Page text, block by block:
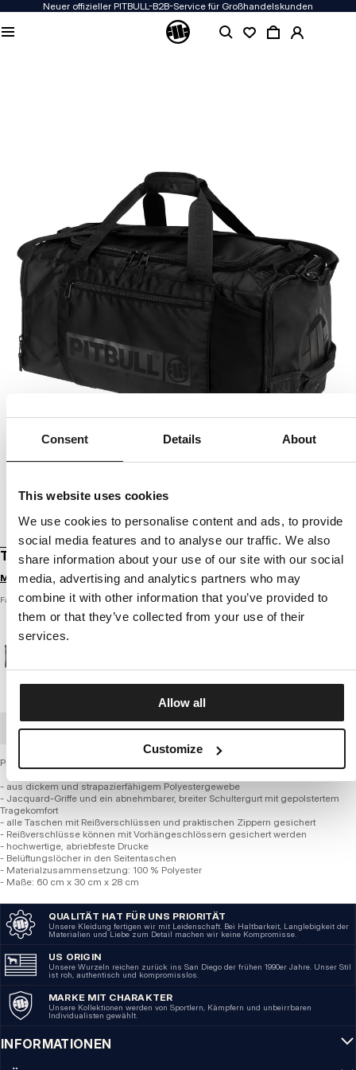
Consent Details About
This website uses cookies
We use cookies to personalise content and ads, to provide
social media features and to analyse our traffic. We also
share information about your use of our site with our social
media, advertising and analytics partners who may
combine it with other information that you’ve provided to
them or that they’ve collected from your use of their
services.
Allow all
Customize
Neuer offizieller PITBULL-B2B-Service für Großhandelskunden
TRAININGSSACK FIGHT HILLTOP II
Melde dich an, um Preise zu sehen
Farbe: schwarz / schwarz
GROSSHANDELSBESTELLUNG
Pitbull West Coast Sporttasche – FIGHT HILLTOP II
- aus dickem und strapazierfähigem Polyestergewebe
- Jacquard-Griffe und ein abnehmbarer, breiter Schultergurt mit gepolstertem
Tragekomfort
- alle Taschen mit Reißverschlüssen und praktischen Zippern gesichert
- Reißverschlüsse können mit Vorhängeschlössern gesichert werden
- hochwertige, abriebfeste Drucke
- Belüftungslöcher in den Seitentaschen
- Materialzusammensetzung: 100 % Polyester
- Maße: 60 cm x 30 cm x 28 cm
QUALITÄT HAT FÜR UNS PRIORITÄT
Unsere Kleidung fertigen wir mit Leidenschaft. Bei Haltbarkeit, Langlebigkeit der
Materialien und Liebe zum Detail machen wir keine Kompromisse.
US ORIGIN
Unsere Wurzeln reichen zurück ins San Diego der frühen 1990er Jahre. Unser Stil
ist roh, authentisch und kompromisslos.
MARKE MIT CHARAKTER
Unsere Kollektionen werden von Sportlern, Kämpfern und unbeirrbaren
Individualisten gewählt.
INFORMATIONEN